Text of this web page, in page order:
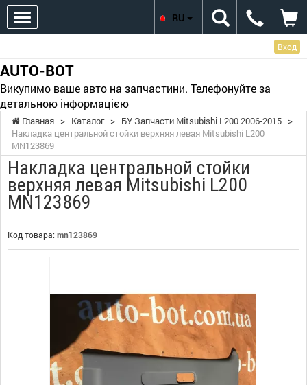
Вход
AUTO-BOT
Викупимо ваше авто на запчастини. Телефонуйте за
детальною інформацією
RU
Главная > Каталог > БУ Запчасти Mitsubishi L200 2006-2015 >
Накладка центральной стойки верхняя левая Mitsubishi L200
MN123869
Накладка центральной стойки
верхняя левая Mitsubishi L200
MN123869
Код товара: mn123869